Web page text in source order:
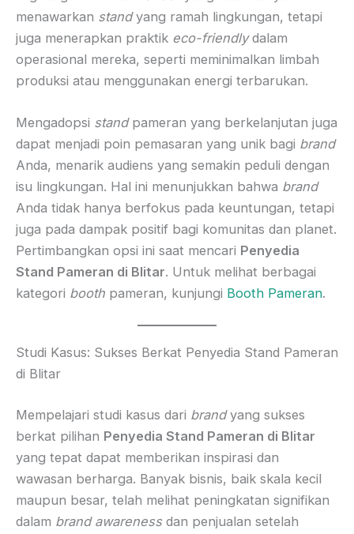
menawarkan standyang ramah lingkungan, tetapi
juga menerapkan praktik eco-friendlydalam
operasional mereka, seperti meminimalkan limbah
produksi atau menggunakan energi terbarukan.
Mengadopsi standpameran yang berkelanjutan juga
dapat menjadi poin pemasaran yang unik bagi brand
Anda, menarik audiens yang semakin peduli dengan
isu lingkungan. Hal ini menunjukkan bahwa brand
Anda tidak hanya berfokus pada keuntungan, tetapi
juga pada dampak positif bagi komunitas dan planet.
Pertimbangkan opsi ini saat mencari Penyedia
Stand Pameran di Blitar. Untuk melihat berbagai
kategori booth pameran, kunjungi Booth Pameran.
Studi Kasus: Sukses Berkat Penyedia Stand Pameran
di Blitar
Mempelajari studi kasus dari brandyang sukses
berkat pilihan Penyedia Stand Pameran di Blitar
yang tepat dapat memberikan inspirasi dan
wawasan berharga. Banyak bisnis, baik skala kecil
maupun besar, telah melihat peningkatan signifikan
dalam brand awarenessdan penjualan setelah